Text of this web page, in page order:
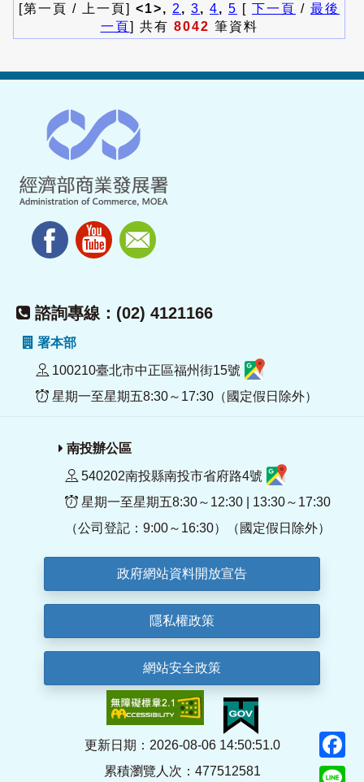
[第一頁 / 上一頁] <1>, 2 , 3, 4, 5 [ 下一頁 / 最後
一頁] 共有 8042 筆資料
諮詢專線：(02) 4121166
署本部
100210臺北市中正區福州街15號
星期一至星期五8:30～17:30（國定假日除外）
南投辦公區
540202南投縣南投市省府路4號
星期一至星期五8:30～12:30 | 13:30～17:30
（公司登記：9:00～16:30）（國定假日除外）
政府網站資料開放宣告
隱私權政策
網站安全政策
更新日期：2026-08-06 14:50:51.0
累積瀏覽人次：477512581